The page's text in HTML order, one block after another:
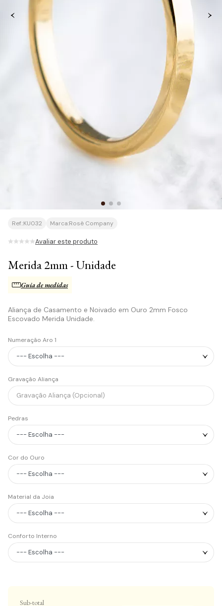
Merida 2mm - Unidade
Marca:Rosê Company
Ref.:KU032
Avaliar este produto
Aliança de Casamento e Noivado em Ouro 2mm Fosco
Escovado Merida Unidade.
Numeração Aro 1
Gravação Aliança
Pedras
Cor do Ouro
Material da Joia
Conforto Interno
Guia de medidas